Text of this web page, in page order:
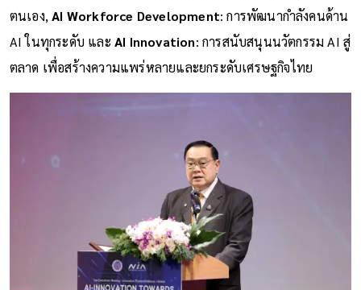
ตนเอง,AI Workforce Development: การพัฒนากำลังคนด้าน
AI ในทุกระดับ และAI Innovation: การสนับสนุนนวัตกรรม AI สู่
ตลาด เพื่อสร้างความแพร่หลายและยกระดับเศรษฐกิจไทย